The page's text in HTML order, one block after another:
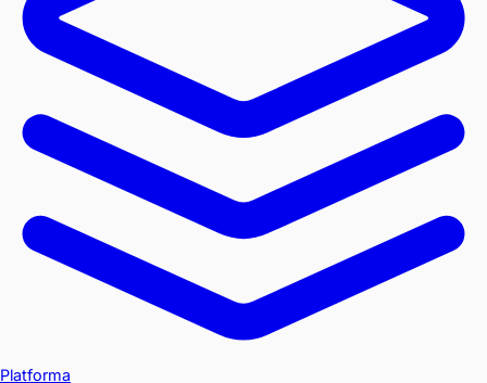
Platforma